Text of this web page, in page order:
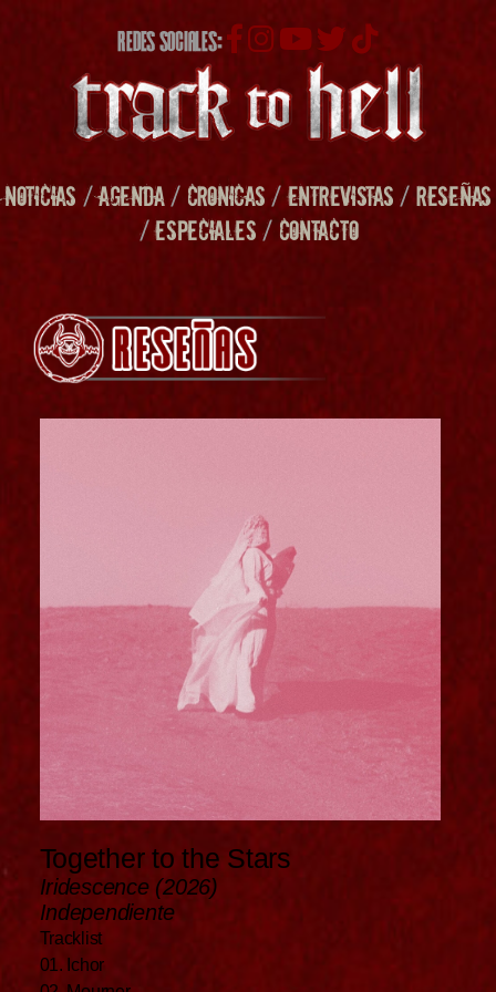
REDES SOCIALES:
NOTICIAS /AGENDA/ CRONICAS/ENTREVISTAS/RESEÑAS
/ESPECIALES/ CONTACTO
Together to the Stars
Iridescence (2026)
Independiente
Tracklist
01. Ichor